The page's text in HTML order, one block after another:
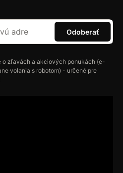
Odoberať
o zľavách a akciových ponukách (e-
volania s robotom) - určené pre